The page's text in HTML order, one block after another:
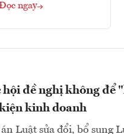
ngay
đề nghị không để
kinh doanh
Luật sửa đổi, bổ sung